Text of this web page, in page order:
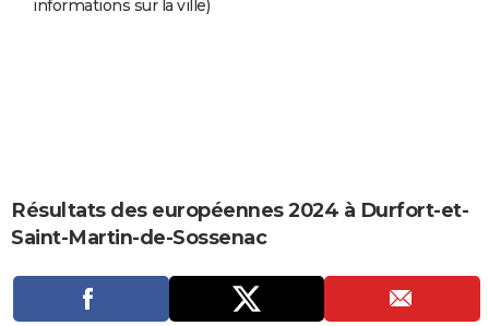
Dictionnaire
Biographies
Citations
Expressions
Proverbes
PROGRAMME TV
Se connecter
Entreprises
Service militaire
Avis de recherche
AVIS DE DÉCÈS
informations sur la ville)
Résultats des européennes 2024 à Durfort-et-
Saint-Martin-de-Sossenac